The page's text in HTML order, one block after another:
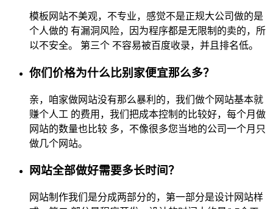
模板网站不美观，不专业，感觉不是正规大公司做的是
个人做的 有漏洞风险，因为程序都是无限制的卖的，所
以不安全。 第三个 不容易被百度收录，并且排名低。
你们价格为什么比别家便宜那么多？
亲，咱家做网站没有那么暴利的，我们做个网站基本就
赚个人工 的费用，我们把成本控制的比较好，每个月做
网站的数量也比较 多，不像很多您当地的公司一个月只
做几个网站。
网站全部做好需要多长时间？
网站制作我们是分成两部分的，第一部分是设计网站样